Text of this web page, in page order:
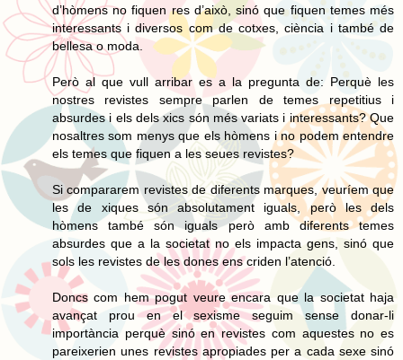
d’hòmens no fiquen res d’això, sinó que fiquen temes més
interessants i diversos com de cotxes, ciència i també de
bellesa o moda.
Però al que vull arribar es a la pregunta de: Perquè les
nostres revistes sempre parlen de temes repetitius i
absurdes i els dels xics són més variats i interessants? Que
nosaltres som menys que els hòmens i no podem entendre
els temes que fiquen a les seues revistes?
Si compararem revistes de diferents marques, veuríem que
les de xiques són absolutament iguals, però les dels
hòmens també són iguals però amb diferents temes
absurdes que a la societat no els impacta gens, sinó que
sols les revistes de les dones ens criden l’atenció.
Doncs com hem pogut veure encara que la societat haja
avançat prou en el sexisme seguim sense donar-li
importància perquè sinó en revistes com aquestes no es
pareixerien unes revistes apropiades per a cada sexe sinó